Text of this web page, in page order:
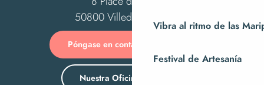
Vibra al ritmo de las
Festival de Artesanía
50800 Villedieu-les-Poêles
Póngase en contacto con nosotros
Nuestra Oficina de Turismo